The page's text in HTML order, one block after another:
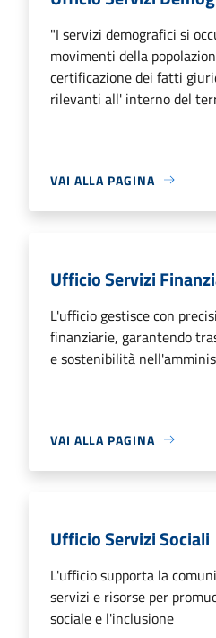
"I servizi demografici si
movimenti della
certificazione dei fatti
rilevanti all' interno del
VAI ALLA PAGINA
Ufficio Servizi
L'ufficio gestisce con
finanziarie, garantendo
e sostenibilità
VAI ALLA PAGINA
Ufficio Servizi Sociali
L'ufficio supporta la
servizi e risorse per
sociale e l'inclusione